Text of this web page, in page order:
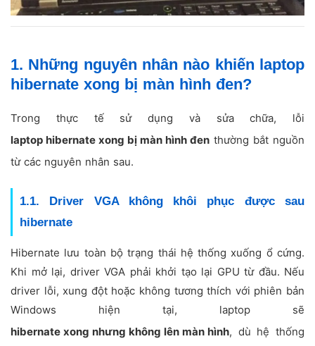
1. Những nguyên nhân nào khiến laptop
hibernate xong bị màn hình đen?
Trong thực tế sử dụng và sửa chữa, lỗi
laptop hibernate xong bị màn hình đen thường bắt nguồn
từ các nguyên nhân sau.
1.1. Driver VGA không khôi phục được sau
hibernate
Hibernate lưu toàn bộ trạng thái hệ thống xuống ổ cứng.
Khi mở lại, driver VGA phải khởi tạo lại GPU từ đầu. Nếu
driver lỗi, xung đột hoặc không tương thích với phiên bản
Windows hiện tại, laptop sẽ
hibernate xong nhưng không lên màn hình, dù hệ thống